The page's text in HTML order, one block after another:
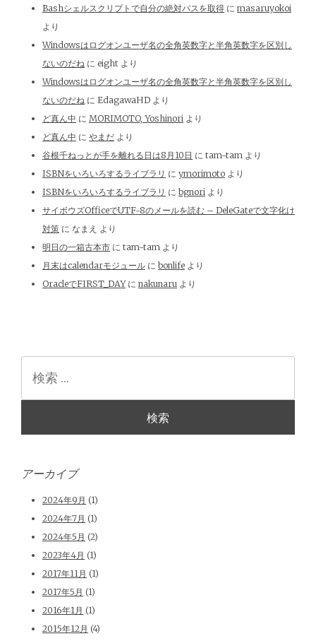
Bashシェルスクリプトで自分の絶対パスを取得 に masaruyokoi
より
Windowsはログオンユーザ名の全角英数字と半角英数字を区別し
ないのだね に eight より
Windowsはログオンユーザ名の全角英数字と半角英数字を区別し
ないのだね に EdagawaHD より
ど真ん中 に MORIMOTO, Yoshinori より
ど真ん中 に やまだ より
谷根千ねっとが手を離れる日は8月10日 に tam-tam より
ISBNをいろいろするライブラリ に ymorimoto より
ISBNをいろいろするライブラリ に bgnori より
サイボウズOfficeでUTF-8のメールを読む – DeleGateで文字化け
対策 に なまえ より
明日の一箱古本市 に tam-tam より
月末はcalendarモジュール に bonlife より
OracleでFIRST_DAYに nakunaru より
アーカイブ
2024年9月 (1)
2024年7月 (1)
2024年5月 (2)
2023年4月 (1)
2017年11月 (1)
2017年5月 (1)
2016年1月 (1)
2015年12月 (4)